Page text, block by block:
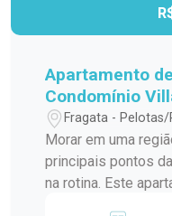
localização
Apartamento
Condomínio
localização na
Caxias
Fragata - Pelotas/
Morar em uma
principais pontos
na rotina. Este